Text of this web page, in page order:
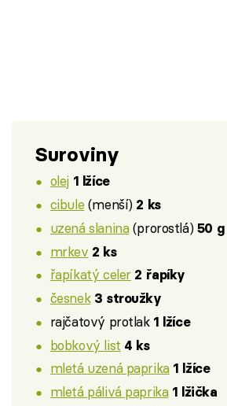
Suroviny
olej 1 lžíce
cibule (menší) 2 ks
uzená slanina(prorostlá) 50 g
mrkev 2 ks
řapíkatý celer 2 řapíky
česnek 3 stroužky
rajčatový protlak 1 lžíce
bobkový list 4 ks
mletá uzená paprika 1 lžíce
mletá pálivá paprika 1 lžička